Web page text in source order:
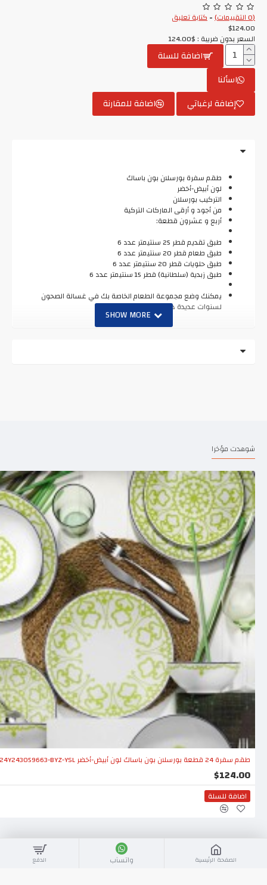
(0 التقييمات) -كتابة تعليق
$124.00
السعر بدون ضريبة : $124.00
اضافة للسلة
اسألنا
إضافة لرغباتي
اضافة للمقارنة
طقم سفرة بورسلان بون باساك
لون أبيض-أخضر
التركيب بورسلان
من أجود و أرقى الماركات التركية
أربع و عشرون قطعة:
طبق تقديم قطر 25 سنتيمتر عدد 6
طبق طعام قطر 20 سنتيمتر عدد 6
طبق حلويات قطر 20 سنتيمتر عدد 6
طبق زبدية (سلطانية) قطر 15 سنتيمتر عدد 6
يمكنك وضع مجموعة الطعام الخاصة بك في غسالة الصحون
لسنوات عديدة دون أي ضرر.
شوهدت مؤخرا
طقم سفرة 24 قطعة بورسلان بون باساك لون أبيض-أخضر KTH-ZG24Y243059663-BYZ-YSL
$124.00
اضافة للسلة
الصفحة الرئيسية واتسآب الدفع